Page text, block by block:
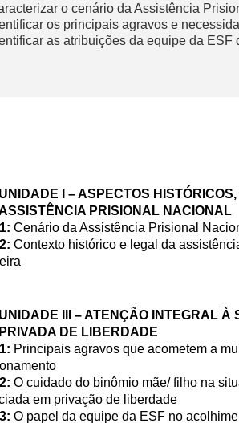
o cenário da Assistência
os principais agravos e
as atribuições da equipe da
UNIDADE I – ASPECTOS
PRISIONAL NACIONAL
Cenário da Assistência Prisional
Contexto histórico e legal da
UNIDADE III – ATENÇÃO INTEGRAL À
PRIVADA DE LIBERDADE
Principais agravos que acometem a
O cuidado do binômio mãe/ filho na
em privação de liberdade
O papel da equipe da ESF no